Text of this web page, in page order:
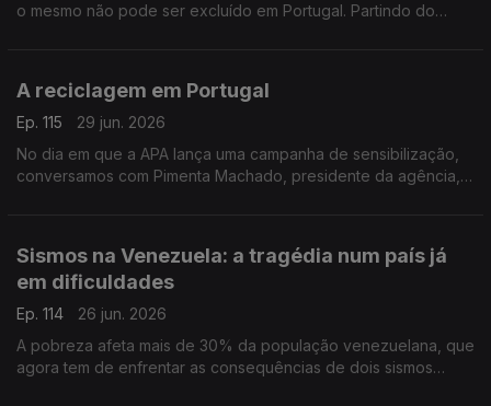
o mesmo não pode ser excluído em Portugal. Partindo do
A reciclagem em Portugal
Ep. 115
29 jun. 2026
No dia em que a APA lança uma campanha de sensibilização,
conversamos com Pimenta Machado, presidente da agência,
Sismos na Venezuela: a tragédia num país já
em dificuldades
Ep. 114
26 jun. 2026
A pobreza afeta mais de 30% da população venezuelana, que
agora tem de enfrentar as consequências de dois sismos